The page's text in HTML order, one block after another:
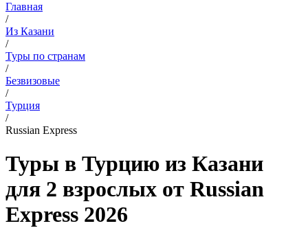
Главная
/
Из Казани
/
Туры по странам
/
Безвизовые
/
Турция
/
Russian Express
Туры в Турцию из Казани
для 2 взрослых от Russian
Express 2026